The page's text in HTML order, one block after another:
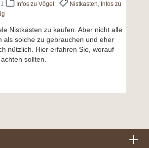
Infos zu Vögel Nistkasten, Infos zu
Nistkästen zu kaufen. Aber nicht alle
als solche zu gebrauchen und eher
nützlich. Hier erfahren Sie, worauf
sollten.